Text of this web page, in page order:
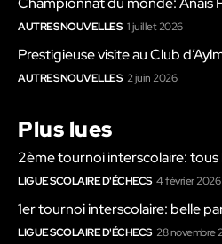
AUTRES NOUVELLES 1 juillet 2026
Prestigieuse visite au Club
AUTRES NOUVELLES 2 juin 2026
Plus lues
2ème tournoi interscolaire: tous
LIGUE SCOLAIRE D'ÉCHECS 4 février 2026
1er tournoi interscolaire: belle
LIGUE SCOLAIRE D'ÉCHECS 28 novembre